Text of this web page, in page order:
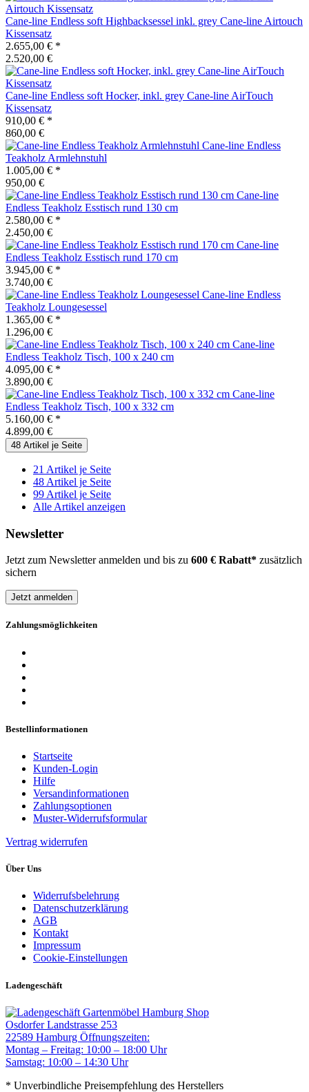
Cane-line Endless soft Highbacksessel inkl. grey Cane-line Airtouch
Kissensatz
2.655,00 € *
2.520,00 €
Cane-line Endless soft Hocker, inkl. grey Cane-line AirTouch
Kissensatz
910,00 € *
860,00 €
Cane-line Endless
Teakholz Armlehnstuhl
1.005,00 € *
950,00 €
Cane-line
Endless Teakholz Esstisch rund 130 cm
2.580,00 € *
2.450,00 €
Cane-line
Endless Teakholz Esstisch rund 170 cm
3.945,00 € *
3.740,00 €
Cane-line Endless
Teakholz Loungesessel
1.365,00 € *
1.296,00 €
Cane-line
Endless Teakholz Tisch, 100 x 240 cm
4.095,00 € *
3.890,00 €
Cane-line
Endless Teakholz Tisch, 100 x 332 cm
5.160,00 € *
4.899,00 €
48 Artikel je Seite
21 Artikel je Seite
48 Artikel je Seite
99 Artikel je Seite
Alle Artikel anzeigen
Newsletter
Jetzt zum Newsletter anmelden und bis zu 600 € Rabatt* zusätzlich
sichern
Jetzt anmelden
Zahlungsmöglichkeiten
Bestellinformationen
Startseite
Kunden-Login
Hilfe
Versandinformationen
Zahlungsoptionen
Muster-Widerrufsformular
Vertrag widerrufen
Über Uns
Widerrufsbelehrung
Datenschutzerklärung
AGB
Kontakt
Impressum
Cookie-Einstellungen
Ladengeschäft
Gartenmöbel Hamburg Shop
Osdorfer Landstrasse 253
22589 Hamburg Öffnungszeiten:
Montag – Freitag: 10:00 – 18:00 Uhr
Samstag: 10:00 – 14:30 Uhr
* Unverbindliche Preisempfehlung des Herstellers